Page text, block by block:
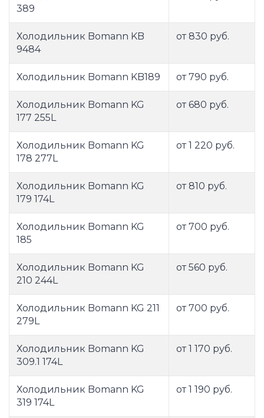
389
Холодильник Bomann KB
9484
от 830 руб.
Холодильник Bomann KB189 от 790 руб.
Холодильник Bomann KG
177 255L
от 680 руб.
Холодильник Bomann KG
178 277L
от 1 220 руб.
Холодильник Bomann KG
179 174L
от 810 руб.
Холодильник Bomann KG
185
от 700 руб.
Холодильник Bomann KG
210 244L
от 560 руб.
Холодильник Bomann KG 211
279L
от 700 руб.
Холодильник Bomann KG
309.1 174L
от 1 170 руб.
Холодильник Bomann KG
319 174L
от 1 190 руб.